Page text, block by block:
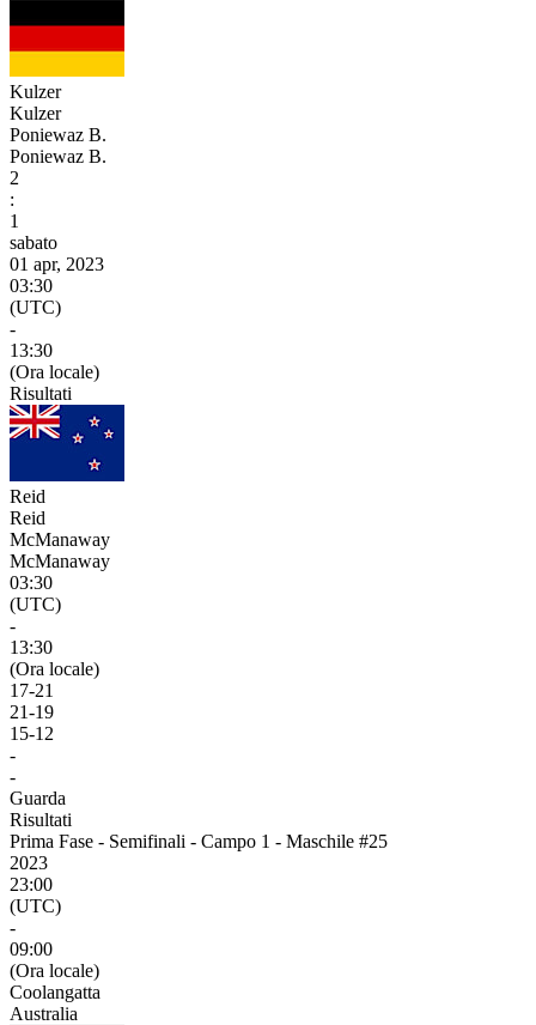
Kulzer
Kulzer
Poniewaz B.
Poniewaz B.
2
:
1
sabato
01 apr, 2023
03:30
(UTC)
-
13:30
(Ora locale)
Risultati
Reid
Reid
McManaway
McManaway
03:30
(UTC)
-
13:30
(Ora locale)
17-21
21-19
15-12
-
-
Guarda
Risultati
Prima Fase - Semifinali - Campo 1 - Maschile #25
2023
23:00
(UTC)
-
09:00
(Ora locale)
Coolangatta
Australia